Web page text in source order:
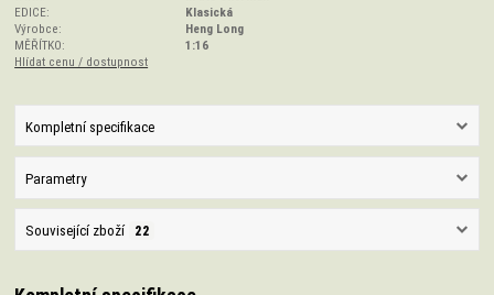
EDICE:
Klasická
Výrobce:
Heng Long
MĚŘÍTKO:
1:16
Hlídat cenu / dostupnost
Kompletní specifikace
Parametry
Související zboží 22